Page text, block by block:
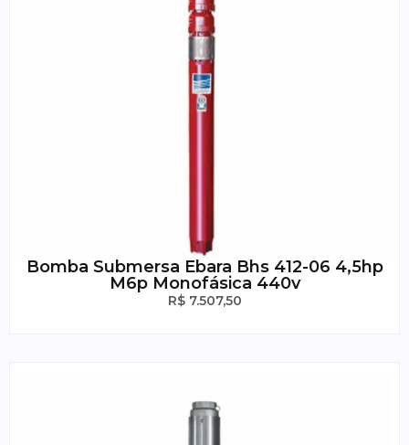
Bomba Submersa Ebara Bhs 412-06 4,5hp
M6p Monofásica 440v
R$7.507,50